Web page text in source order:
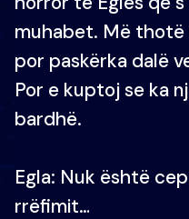
muhabet. Më
por paskërka dalë
Por e kuptoj se ka
bardhë.
Egla: Nuk është
rrëfimit…